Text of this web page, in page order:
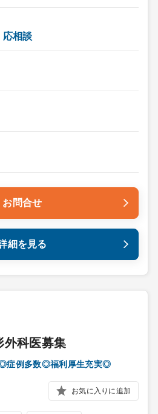
応相談
お問合せ
細を見る
外科医募集
症例多数◎福利厚生充実◎
お気に入りに追加